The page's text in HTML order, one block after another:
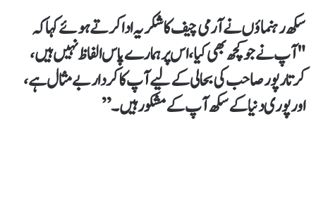
سکھ رہنماؤں نے آرمی چیف کا شکریہ ادا کرتے ہوئے کہا کہ
"آپ نے جو کچھ بھی کیا، اس پر ہمارے پاس الفاظ نہیں ہیں،
کرتارپور صاحب کی بحالی کے لیے آپ کا کردار بے مثال ہے،
اور پوری دنیا کے سکھ آپ کے مشکور ہیں۔”